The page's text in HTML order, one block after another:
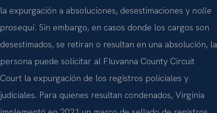
la expurgación a absoluciones, desestimaciones y nolle
prosequi. Sin embargo, en casos donde los cargos son
desestimados, se retiran o resultan en una absolución, la
persona puede solicitar al Fluvanna County Circuit
Court la expurgación de los registros policiales y
judiciales. Para quienes resultan condenados, Virginia